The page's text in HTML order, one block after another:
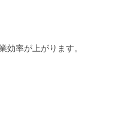
効率が上がります。